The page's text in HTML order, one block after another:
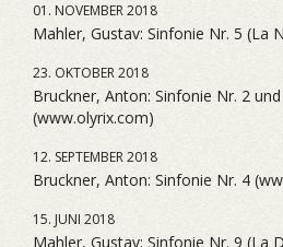
01. NOVEMBER 2018
Mahler, Gustav: Sinfonie Nr. 5 (La
23. OKTOBER 2018
Bruckner, Anton: Sinfonie Nr. 2
(www.olyrix.com)
12. SEPTEMBER 2018
Bruckner, Anton: Sinfonie Nr. 4
15. JUNI 2018
Mahler, Gustav: Sinfonie Nr. 9 (La